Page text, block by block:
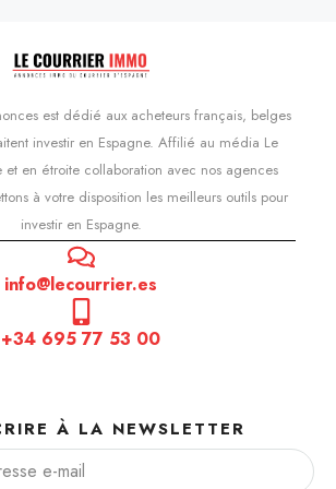
est dédié aux acheteurs français, belges
investir en Espagne. Affilié au média Le
et en étroite collaboration avec nos agences
à votre disposition les meilleurs outils pour
investir en Espagne.
info@lecourrier.es
+34 695 77 53 00
À LA NEWSLETTER